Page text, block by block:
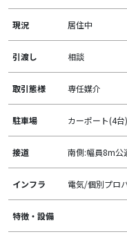
現況 居住中
引渡し 相談
取引態様 専任媒介
駐車場 カーポート(4台)
接道 南側:幅員8m公
インフラ 電気/個別プロ
特徴・設備